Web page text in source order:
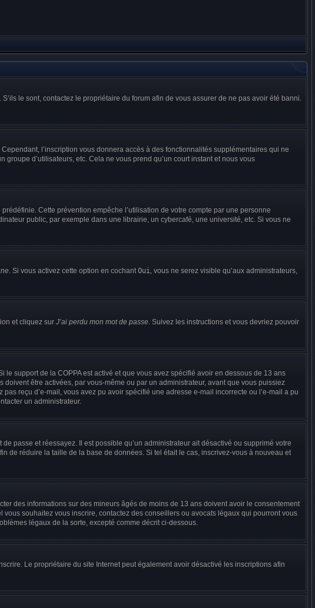
le sont, contactez le propriétaire du forum afin de vous assurer de ne pas avoir été banni.
l’inscription vous donnera accès à des fonctionnalités supplémentaires qui ne
d’utilisateurs, etc. Cela ne vous prend qu’un court instant et nous vous
Cette prévention empêche l’utilisation de votre compte par une personne
public, par exemple dans une librairie, un cybercafé, une université, etc. Si vous ne
. Si vous activez cette option en cochantOui, vous ne serez visible qu’aux administrateurs,
et cliquez sur J’ai perdu mon mot de passe. Suivez les instructions et vous devriez pouvoir
le support de la COPPA est activé et que vous avez spécifié avoir en dessous de 13 ans
être activées, par vous-même ou par un administrateur, avant que vous puissiez
reçu d’e-mail, vous avez pu avoir spécifié une adresse e-mail incorrecte ou l’e-mail a pu
un administrateur.
passe et réessayez. Il est possible qu’un administrateur ait désactivé ou supprimé votre
de réduire la taille de la base de données. Si tel était le cas, inscrivez-vous à nouveau et
des informations sur des mineurs âgés de moins de 13 ans doivent avoir le consentement
souhaitez vous inscrire, contactez des conseillers ou avocats légaux qui pourront vous
légaux de la sorte, excepté comme décrit ci-dessous.
Le propriétaire du site Internet peut également avoir désactivé les inscriptions afin